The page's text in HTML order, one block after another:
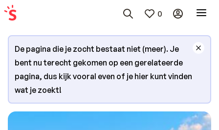
0
De pagina die je zocht bestaat niet (meer). Je
bent nu terecht gekomen op een gerelateerde
pagina, dus kijk vooral even of je hier kunt vinden
wat je zoekt!